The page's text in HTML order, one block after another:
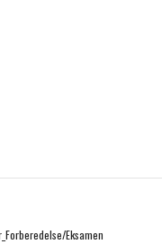
Eksamen